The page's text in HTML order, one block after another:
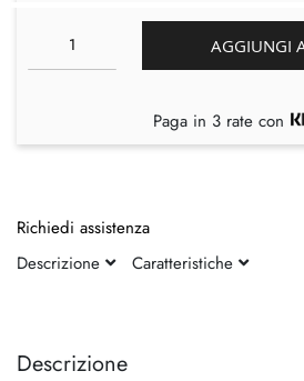
fine
della
Descrizione
AGGIUNGI
Paga in 3 rate con
Richiedi assistenza
Descrizione
Caratteristiche